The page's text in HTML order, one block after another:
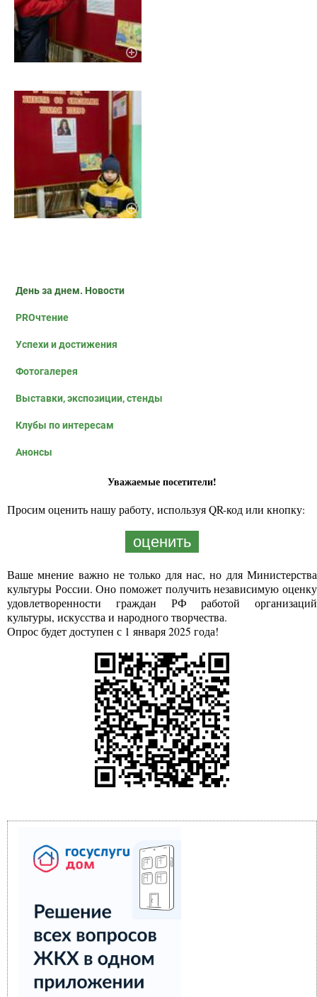
День за днем. Новости
PROчтение
Успехи и достижения
Фотогалерея
Выставки, экспозиции, стенды
Клубы по интересам
Анонсы
Уважаемые посетители!
Просим оценить нашу работу, используя QR-код или кнопку:
оценить
Ваше мнение важно не только для нас, но для Министерства
культуры России. Оно поможет получить независимую оценку
удовлетворенности граждан РФ работой организаций
культуры, искусства и народного творчества.
Опрос будет доступен с 1 января 2025 года!